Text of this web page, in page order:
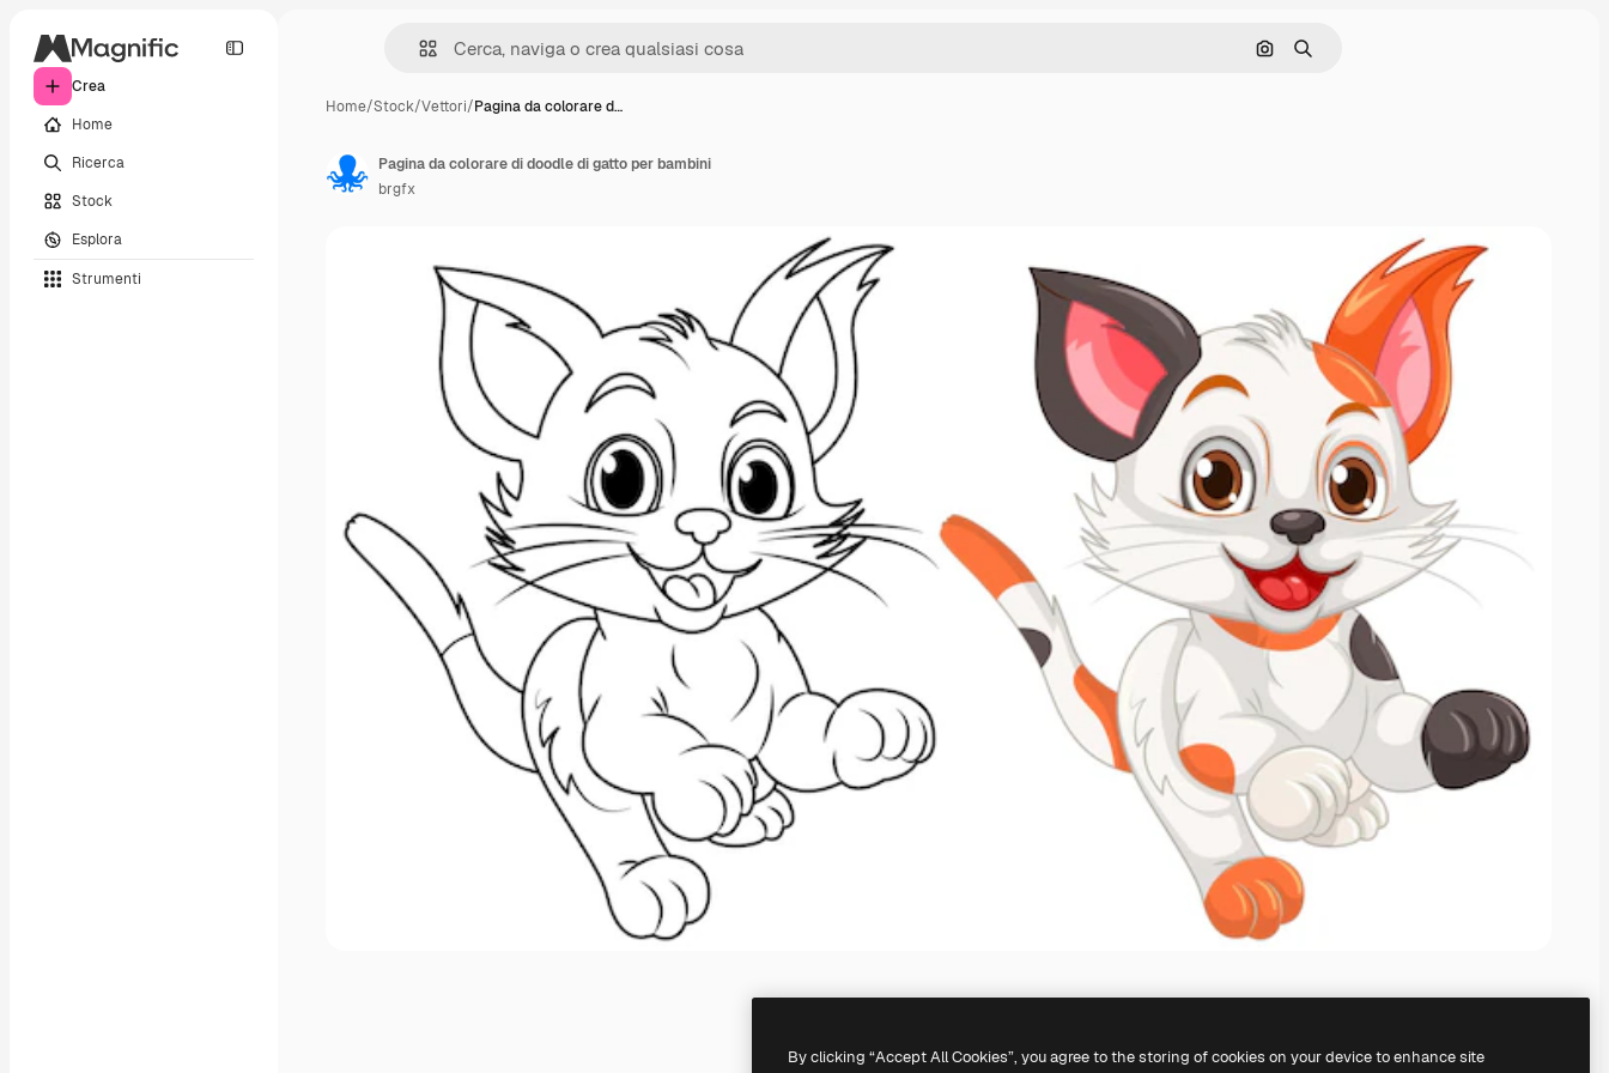
Crea
Home
Ricerca
Stock
Esplora
Strumenti
Cerca per immagine
Ricerca
Home/Stock/Vettori/Pagina da colorare d…
Pagina da colorare di doodle di gatto per bambini
brgfx
By clicking “Accept All Cookies”, you agree to the storing of cookies on your device to enhance site